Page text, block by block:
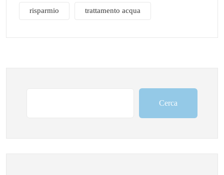
risparmio trattamento acqua
Cerca